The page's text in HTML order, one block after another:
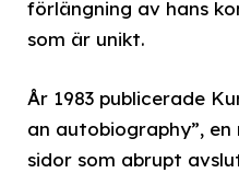
förlängning av hans
som är unikt.
År 1983 publicerade
an autobiography”,
sidor som abrupt